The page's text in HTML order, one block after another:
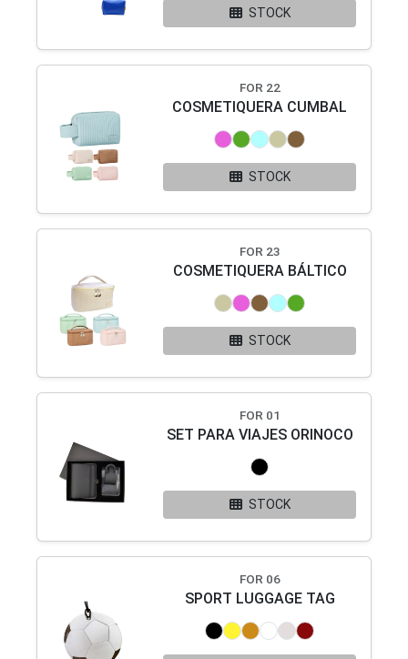
STOCK
FOR 22
COSMETIQUERA CUMBAL
STOCK
FOR 23
COSMETIQUERA BÁLTICO
STOCK
FOR 01
SET PARA VIAJES ORINOCO
STOCK
FOR 06
SPORT LUGGAGE TAG